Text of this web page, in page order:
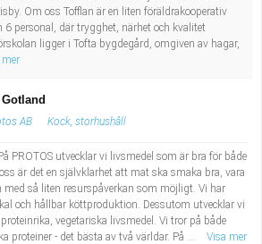
Om oss Tofflan är en liten föräldrakooperativ
6 personal, där trygghet, närhet och kvalitet
ligger i Tofta bygdegård, omgiven av hagar,
mer
AB Kock, storhushåll
PROTOS utvecklar vi livsmedel som är bra för både
är det en självklarhet att mat ska smaka bra, vara
så liten resurspåverkan som möjligt. Vi har
och hållbar köttproduktion. Dessutom utvecklar vi
vegetariska livsmedel. Vi tror på både
proteiner - det bästa av två världar. På ...
Visa mer